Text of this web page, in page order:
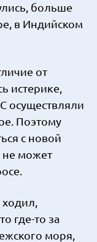
больше
в Индийском
от
истерике,
осуществляли
Поэтому
с новой
не может
где-то за
моря,